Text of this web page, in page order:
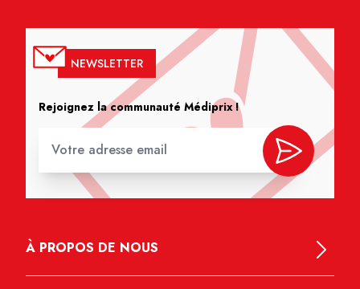
NEWSLETTER
Rejoignez la communauté Médiprix !
À PROPOS DE NOUS